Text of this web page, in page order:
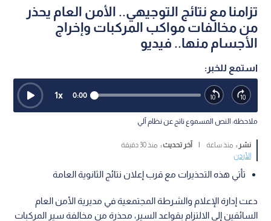
تزامنا مع نتائج التوجيهي.. الأمن العام يحذر
من مخالفات مواكب المركبات وإخراج
الأجسام منها.. فيديو
استمع للخبر:
0:00
1x
ملاحظة: النص المسموع ناتج عن نظام آلي
نشر : منذ ساعة | آخر تحديث : منذ 30 دقيقة
الأردن
تأتي هذه التحذيرات مع قرب إعلان نتائج الثانوية العامة
دعت إدارة الإعلام والشرطة المجتمعية في مديرية الأمن العام
السائقين إلى الالتزام بقواعد السير، محذرة من مخالفة سير المركبات